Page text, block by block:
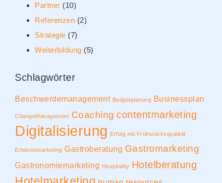
Partner (10)
Referenzen (2)
Strategie (7)
Weiterbildung (5)
Schlagwörter
Beschwerdemanagement Budgetplanung Businessplan
ChangeManagement Coaching contentmarketing
Digitalisierung Erfolg mit Frühstücksqualität
Erlebnismarketing Gastroberatung Gastromarketing
Gastronomiemarketing Hospitality Hotelberatung